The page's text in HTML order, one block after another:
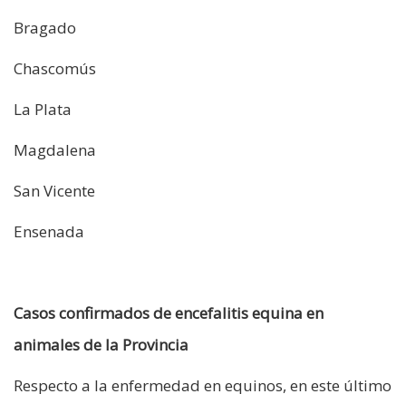
Bragado
Chascomús
La Plata
Magdalena
San Vicente
Ensenada
Casos confirmados de encefalitis equina en
animales de la Provincia
Respecto a la enfermedad en equinos, en este último